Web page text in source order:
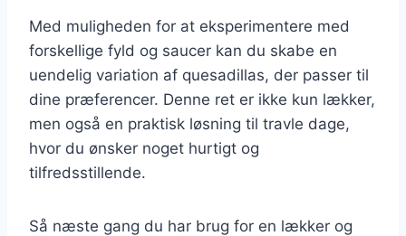
Med muligheden for at eksperimentere med
forskellige fyld og saucer kan du skabe en
uendelig variation af quesadillas, der passer til
dine præferencer. Denne ret er ikke kun lækker,
men også en praktisk løsning til travle dage,
hvor du ønsker noget hurtigt og
tilfredsstillende.
Så næste gang du har brug for en lækker og